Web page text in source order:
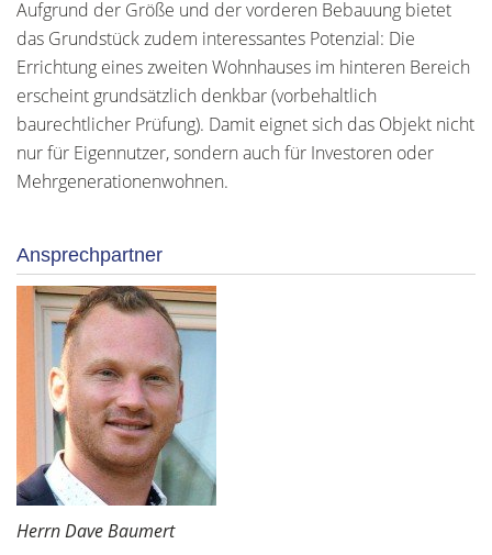
Aufgrund der Größe und der vorderen Bebauung bietet
das Grundstück zudem interessantes Potenzial: Die
Errichtung eines zweiten Wohnhauses im hinteren Bereich
erscheint grundsätzlich denkbar (vorbehaltlich
baurechtlicher Prüfung). Damit eignet sich das Objekt nicht
nur für Eigennutzer, sondern auch für Investoren oder
Mehrgenerationenwohnen.
Ansprechpartner
Herrn Dave Baumert